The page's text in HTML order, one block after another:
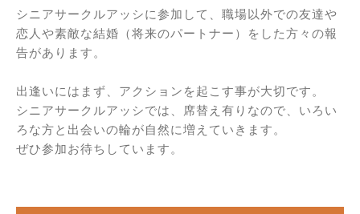
シニアサークルアッシに参加して、職場以外での友達や
恋人や素敵な結婚（将来のパートナー）をした方々の報
告があります。
出逢いにはまず、アクションを起こす事が大切です。
シニアサークルアッシでは、席替え有りなので、いろい
ろな方と出会いの輪が自然に増えていきます。
ぜひ参加お待ちしています。